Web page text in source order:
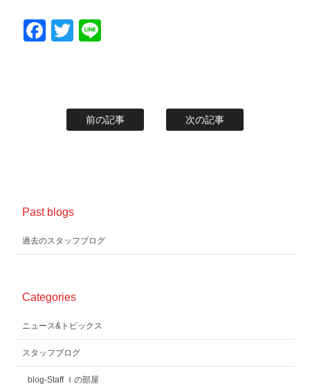
Facebook
Twitter
前の記事 次の記事
Past blogs
過去のスタッフブログ
Categories
ニュース&トピックス
スタッフブログ
blog-Staff Ｉの部屋